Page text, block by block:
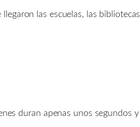
las escuelas, las
duran apenas unos segundos